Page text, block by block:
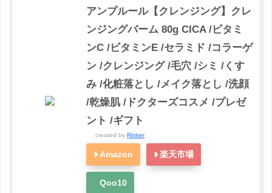
アンプルール【クレンジング】クレ
ンジングバーム 80g CICA /ビタミ
ンC /ビタミンE /セラミド /コラーゲ
ン /クレンジング /毛穴 /シミ /くす
み /化粧落とし /メイク落とし /洗顔
/乾燥肌 /ドクターズコスメ /プレゼ
ント /ギフト
created by Rinker
Amazon 楽天市場
Qoo10